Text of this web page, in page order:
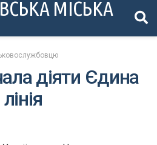
МІСЬКА
діяти Єдина